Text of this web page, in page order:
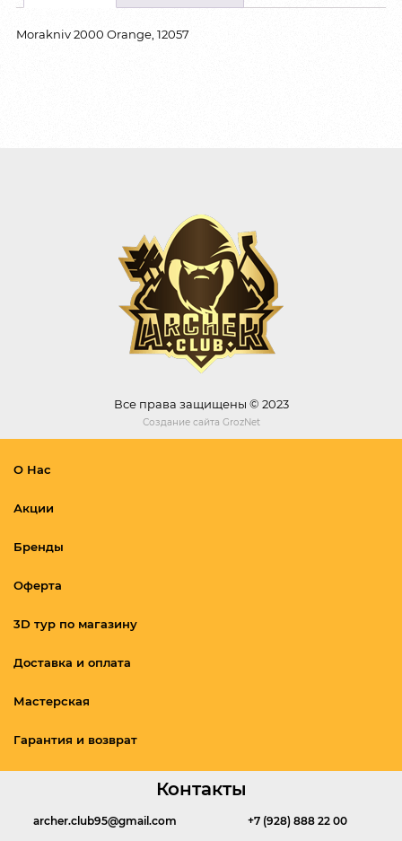
Morakniv 2000 Orange, 12057
Все права защищены © 2023
Создание сайта GrozNet
О Нас
Акции
Бренды
Оферта
3D тур по магазину
Доставка и оплата
Мастерская
Гарантия и возврат
Контакты
archer.club95@gmail.com +7 (928) 888 22 00